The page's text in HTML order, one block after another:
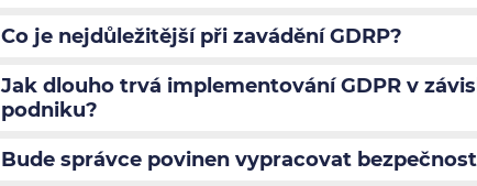
Co je nejdůležitější při zavádění GDRP?
Jak dlouho trvá implementování GDPR v
podniku?
Bude správce povinen vypracovat